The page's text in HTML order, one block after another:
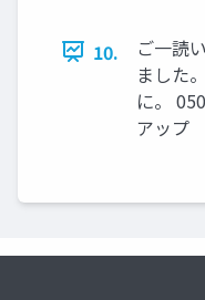
10.
ご一読
ました
に。
アップ